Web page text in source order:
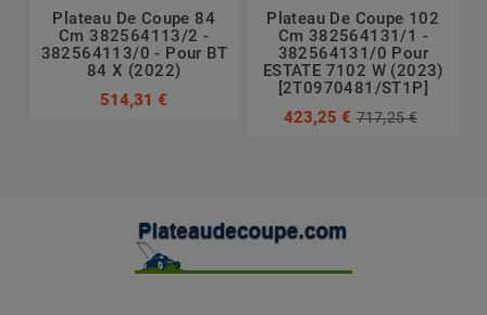
Plateau De Coupe 84
Cm 382564113/2 -
382564113/0 - Pour BT
84 X (2022)
514,31 €
Plateau De Coupe 102
Cm 382564131/1 -
382564131/0 Pour
ESTATE 7102 W (2023)
[2T0970481/ST1P]
423,25 € 717,25 €